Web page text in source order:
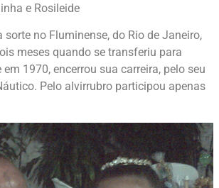
e Rosileide
sorte no Fluminense, do Rio de Janeiro,
meses quando se transferiu para
1970, encerrou sua carreira, pelo seu
Pelo alvirrubro participou apenas